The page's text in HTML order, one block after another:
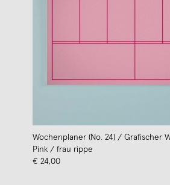
Wochenplaner (No. 24) / Grafischer
Pink / frau rippe
€ 24,00